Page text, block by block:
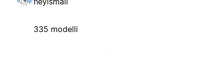
335 modelli